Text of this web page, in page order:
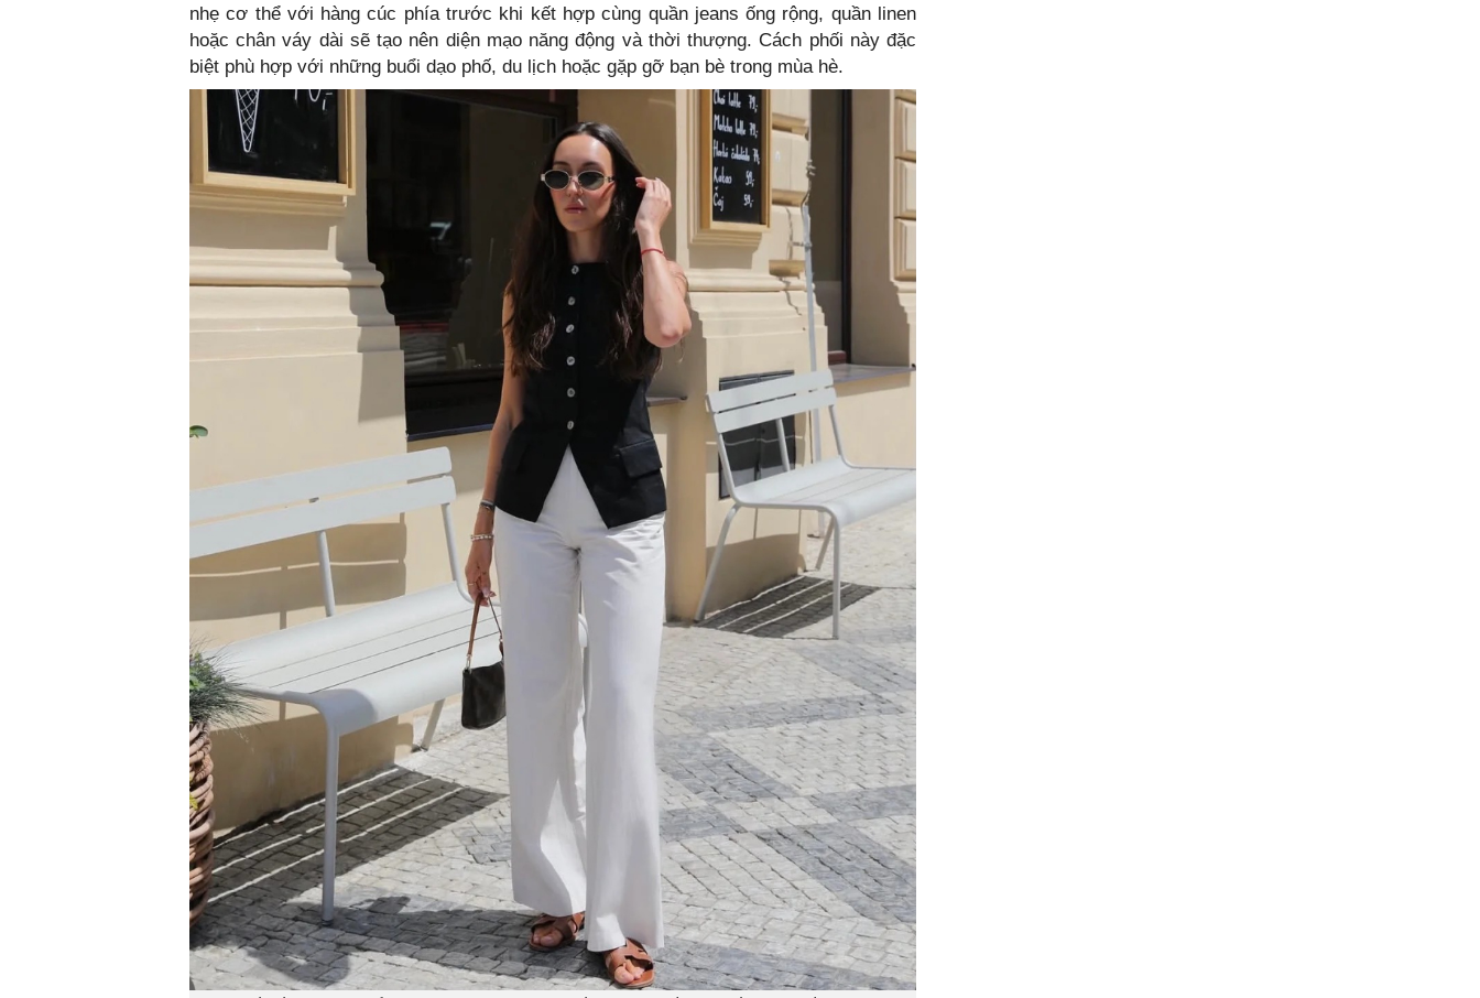
nhẹ cơ thể với hàng cúc phía trước khi kết hợp cùng quần jeans ống rộng, quần linen
hoặc chân váy dài sẽ tạo nên diện mạo năng động và thời thượng. Cách phối này đặc
biệt phù hợp với những buổi dạo phố, du lịch hoặc gặp gỡ bạn bè trong mùa hè.